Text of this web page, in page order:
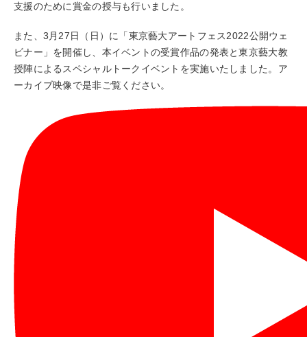
支援のために賞金の授与も行いました。
また、3月27日（日）に「東京藝大アートフェス2022公開ウェ
ビナー」を開催し、本イベントの受賞作品の発表と東京藝大教
授陣によるスペシャルトークイベントを実施いたしました。ア
ーカイブ映像で是非ご覧ください。